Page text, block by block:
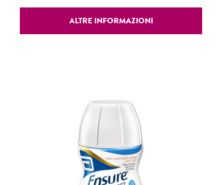
ALTRE INFORMAZIONI